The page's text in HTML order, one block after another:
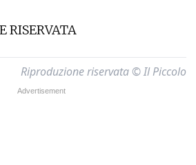
RISERVATA
Riproduzione riservata © Il Piccolo